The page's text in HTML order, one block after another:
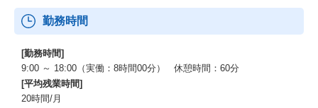
勤務時間
[勤務時間]
9:00 ～ 18:00（実働：8時間00分） 休憩時間：60分
[平均残業時間]
20時間/月